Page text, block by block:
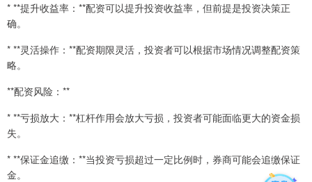
* **提升收益率：**配资可以提升投资收益率，但前提是投资决策正
确。
* **灵活操作：**配资期限灵活，投资者可以根据市场情况调整配资策
略。
**配资风险：**
* **亏损放大：**杠杆作用会放大亏损，投资者可能面临更大的资金损
失。
* **保证金追缴：**当投资亏损超过一定比例时，券商可能会追缴保证
金。